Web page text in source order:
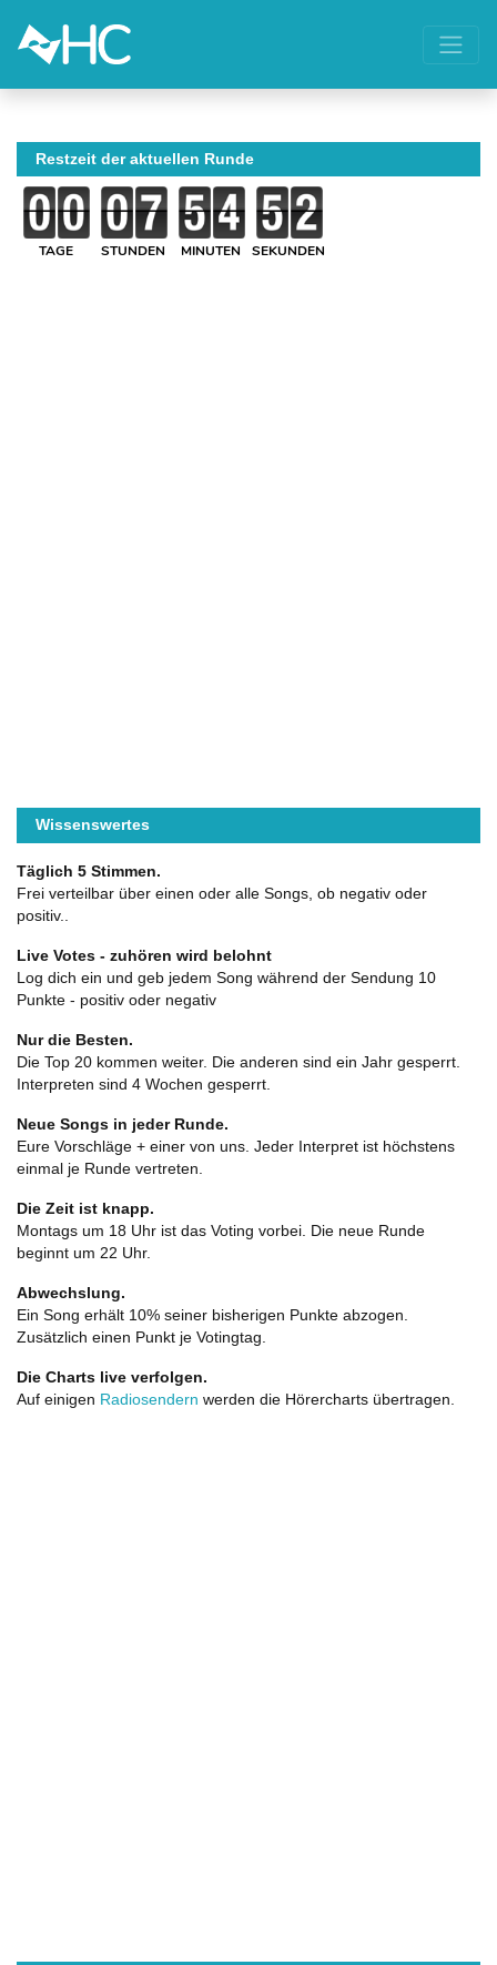
Restzeit der aktuellen Runde
TAGE STUNDEN MINUTEN SEKUNDEN
Wissenswertes
Täglich 5 Stimmen.
Frei verteilbar über einen oder alle Songs, ob negativ oder
positiv..
Live Votes - zuhören wird belohnt
Log dich ein und geb jedem Song während der Sendung 10
Punkte - positiv oder negativ
Nur die Besten.
Die Top 20 kommen weiter. Die anderen sind ein Jahr gesperrt.
Interpreten sind 4 Wochen gesperrt.
Neue Songs in jeder Runde.
Eure Vorschläge + einer von uns. Jeder Interpret ist höchstens
einmal je Runde vertreten.
Die Zeit ist knapp.
Montags um 18 Uhr ist das Voting vorbei. Die neue Runde
beginnt um 22 Uhr.
Abwechslung.
Ein Song erhält 10% seiner bisherigen Punkte abzogen.
Zusätzlich einen Punkt je Votingtag.
Die Charts live verfolgen.
Auf einigen Radiosendern werden die Hörercharts übertragen.